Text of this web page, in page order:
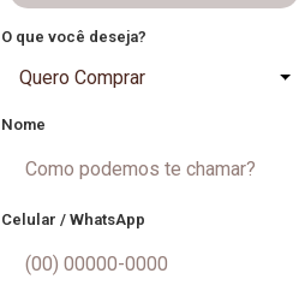
O que você deseja?
Quero Comprar
Nome
Celular / WhatsApp